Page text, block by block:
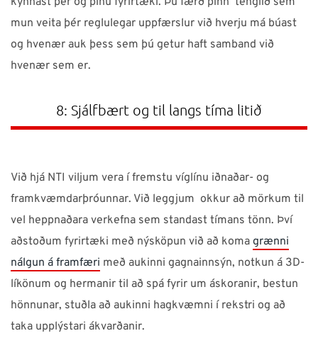
mun veita þér reglulegar uppfærslur við hverju má búast
og hvenær auk þess sem þú getur haft samband við
hvenær sem er.
8: Sjálfbært og til langs tíma litið
Við hjá NTI viljum vera í fremstu víglínu iðnaðar- og
framkvæmdarþróunnar. Við leggjum okkur að mörkum til
vel heppnaðara verkefna sem standast tímans tönn. Því
aðstoðum fyrirtæki með nýsköpun við að koma grænni
nálgun á framfæri með aukinni gagnainnsýn, notkun á 3D-
líkönum og hermanir til að spá fyrir um áskoranir, bestun
hönnunar, stuðla að aukinni hagkvæmni í rekstri og að
taka upplýstari ákvarðanir.